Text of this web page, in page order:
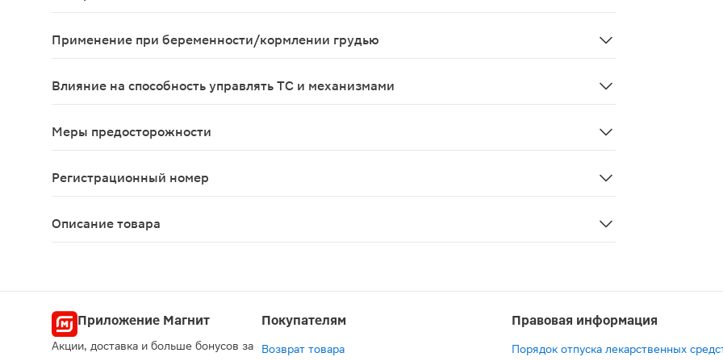
Применение при беременности/кормлении грудью
Влияние на способность управлять ТС и механизмами
Меры предосторожности
Регистрационный номер
Описание товара
Приложение Магнит
Акции, доставка и больше бонусов за
Покупателям
Возврат товара
Правовая информация
Порядок отпуска лекарственных